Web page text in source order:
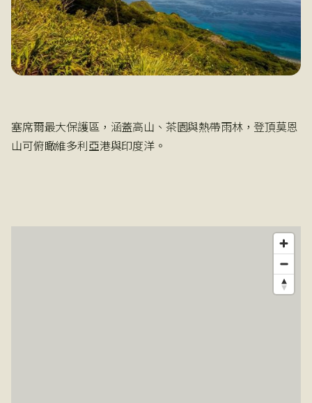
塞席爾最大保護區，涵蓋高山、茶園與熱帶雨林，登頂莫恩
山可俯瞰維多利亞港與印度洋。